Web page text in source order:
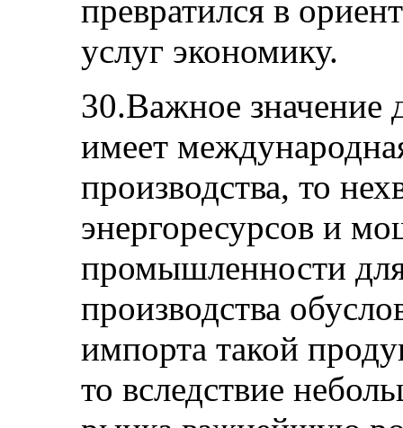
превратился в
услуг экономику.
30.Важное значение
имеет
производства, то
энергоресурсов и
промышленности для
производства
импорта такой
то вследствие